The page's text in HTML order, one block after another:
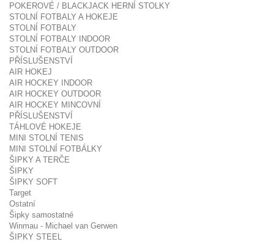
POKEROVÉ / BLACKJACK HERNÍ STOLKY
STOLNÍ FOTBALY A HOKEJE
STOLNÍ FOTBALY
STOLNÍ FOTBALY INDOOR
STOLNÍ FOTBALY OUTDOOR
PŘÍSLUŠENSTVÍ
AIR HOKEJ
AIR HOCKEY INDOOR
AIR HOCKEY OUTDOOR
AIR HOCKEY MINCOVNÍ
PŘÍSLUŠENSTVÍ
TÁHLOVÉ HOKEJE
MINI STOLNÍ TENIS
MINI STOLNÍ FOTBÁLKY
ŠIPKY A TERČE
ŠIPKY
ŠIPKY SOFT
Target
Ostatní
Šipky samostatné
Winmau - Michael van Gerwen
ŠIPKY STEEL